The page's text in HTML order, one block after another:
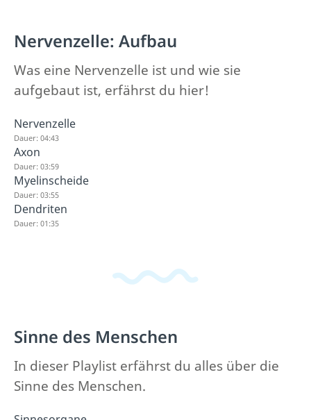
Nervenzelle: Aufbau
Was eine Nervenzelle ist und wie sie
aufgebaut ist, erfährst du hier!
Nervenzelle
Dauer: 04:43
Axon
Dauer: 03:59
Myelinscheide
Dauer: 03:55
Dendriten
Dauer: 01:35
Sinne des Menschen
In dieser Playlist erfährst du alles über die
Sinne des Menschen.